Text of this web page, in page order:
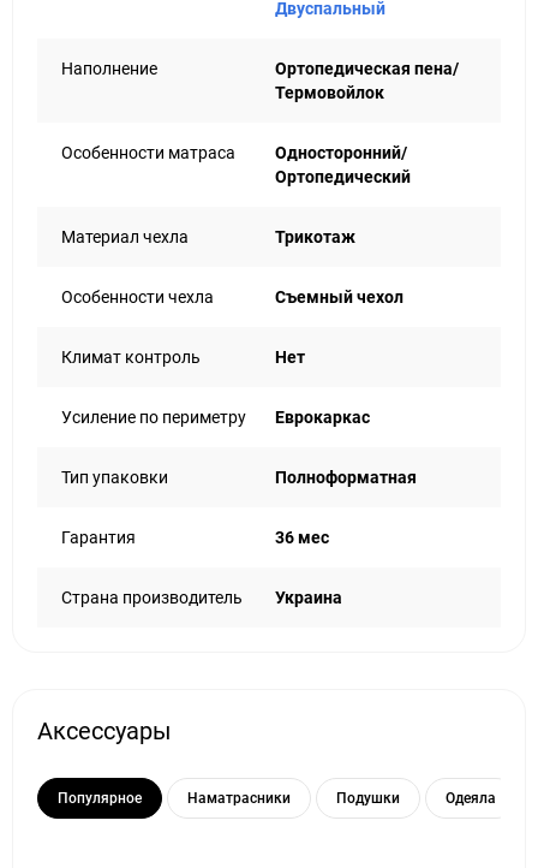
Двуспальный
Наполнение
Ортопедическая пена/
Термовойлок
Особенности матраса
Односторонний/
Ортопедический
Материал чехла Трикотаж
Особенности чехла Съемный чехол
Климат контроль Нет
Усиление по периметру Еврокаркас
Тип упаковки Полноформатная
Гарантия 36 мес
Страна производитель Украина
Аксессуары
Популярное Наматрасники Подушки Одеяла